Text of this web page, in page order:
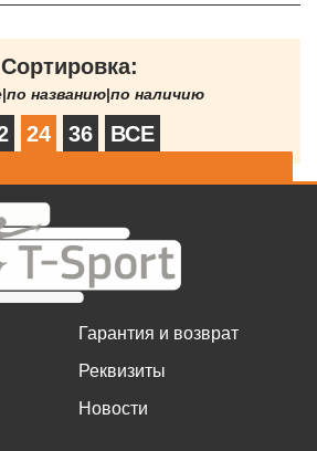
Сортировка:
|по названию|по наличию
24 36 ВСЕ
Гарантия и возврат
Реквизиты
Новости